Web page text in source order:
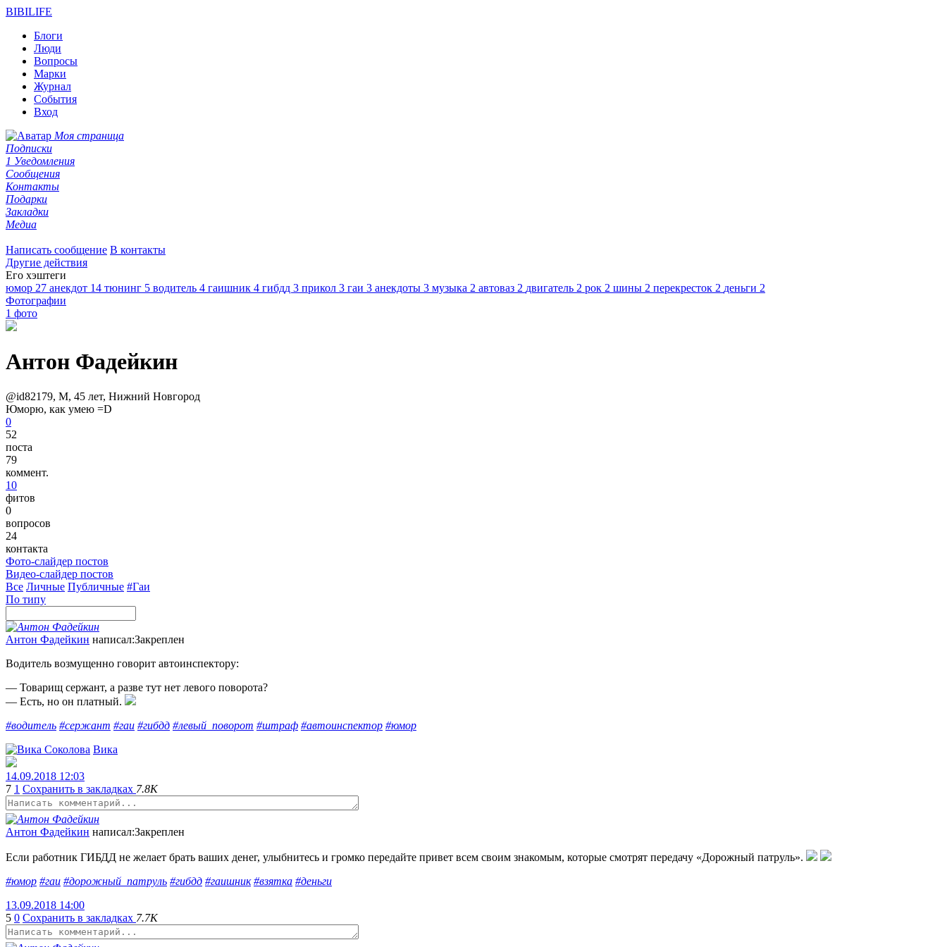
BIBILIFE
Блоги
Люди
Вопросы
Марки
Журнал
События
Вход
Моя страница
Подписки
1 Уведомления
Сообщения
Контакты
Подарки
Закладки
Медиа
Написать сообщение В контакты
Другие действия
Его хэштеги
юмор 27 анекдот 14 тюнинг 5 водитель 4 гаишник 4 гибдд 3 прикол 3 гаи 3 анекдоты 3 музыка 2 автоваз 2 двигатель 2 рок 2 шины 2 перекресток 2 деньги 2
Фотографии
1 фото
Антон Фадейкин
@id82179, М, 45 лет, Нижний Новгород
Юморю, как умею =D
0
52
поста
79
коммент.
10
фитов
0
вопросов
24
контакта
Фото-слайдер постов
Видео-слайдер постов
Все Личные Публичные #Гаи
По типу
Антон Фадейкин написал:Закреплен
Водитель возмущенно говорит автоинспектору:
— Товарищ сержант, а разве тут нет левого поворота?
— Есть, но он платный.
#водитель #сержант #гаи #гибдд #левый_поворот #штраф #автоинспектор #юмор
Вика
14.09.2018 12:03
7 1 Сохранить в закладках 7.8K
Антон Фадейкин написал:Закреплен
Если работник ГИБДД не желает брать ваших денег, улыбнитесь и громко передайте привет всем своим знакомым, которые смотрят передачу «Дорожный патруль».
#юмор #гаи #дорожный_патруль #гибдд #гаишник #взятка #деньги
13.09.2018 14:00
5 0 Сохранить в закладках 7.7K